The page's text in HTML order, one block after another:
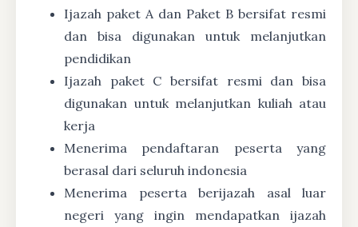
Ijazah paket A dan Paket B bersifat resmi
dan bisa digunakan untuk melanjutkan
pendidikan
Ijazah paket C bersifat resmi dan bisa
digunakan untuk melanjutkan kuliah atau
kerja
Menerima pendaftaran peserta yang
berasal dari seluruh indonesia
Menerima peserta berijazah asal luar
negeri yang ingin mendapatkan ijazah